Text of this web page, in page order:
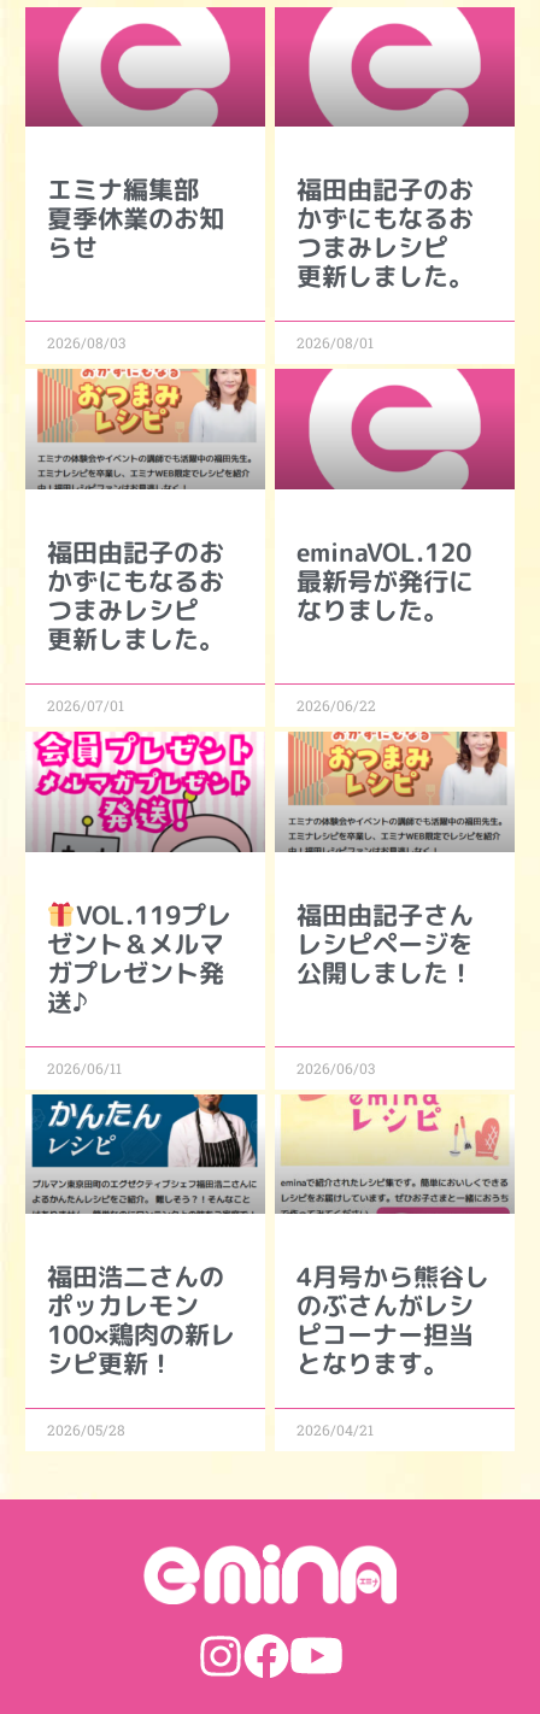
エミナ編集部
夏季休業のお知
らせ
2026/08/03
福田由記子のお
かずにもなるお
つまみレシピ
更新しました。
2026/08/01
福田由記子のお
かずにもなるお
つまみレシピ
更新しました。
2026/07/01
eminaVOL.120
最新号が発行に
なりました。
2026/06/22
VOL.119プレ
ゼント＆メルマ
ガプレゼント発
送♪
2026/06/11
福田由記子さん
レシピページを
公開しました！
2026/06/03
福田浩二さんの
ポッカレモン
100×鶏肉の新レ
シピ更新！
2026/05/28
4月号から熊谷し
のぶさんがレシ
ピコーナー担当
となります。
2026/04/21